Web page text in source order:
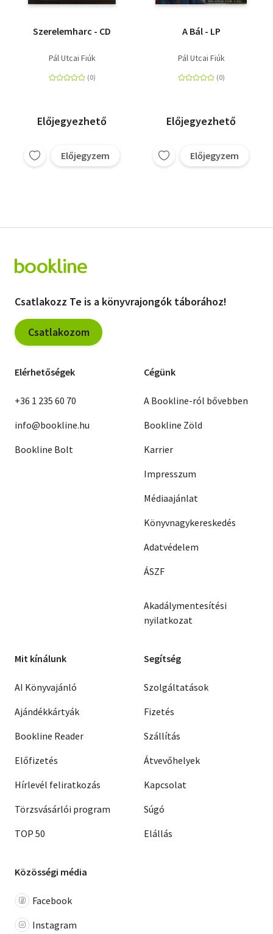
Szerelemharc - CD
Pál Utcai Fiúk
Előjegyezhető
Előjegyzem
A Bál - LP
Pál Utcai Fiúk
Előjegyezhető
Előjegyzem
Csatlakozz Te is a könyvrajongók táborához!
Csatlakozom
Elérhetőségek
+36 1 235 60 70
info@bookline.hu
Bookline Bolt
Cégünk
A Bookline-ról bővebben
Bookline Zöld
Karrier
Impresszum
Médiaajánlat
Könyvnagykereskedés
Adatvédelem
ÁSZF
Akadálymentesítési
nyilatkozat
Mit kínálunk
AI Könyvajánló
Ajándékkártyák
Bookline Reader
Előfizetés
Hírlevél feliratkozás
Törzsvásárlói program
TOP 50
Segítség
Szolgáltatások
Fizetés
Szállítás
Átvevőhelyek
Kapcsolat
Súgó
Elállás
Közösségi média
Facebook
Instagram